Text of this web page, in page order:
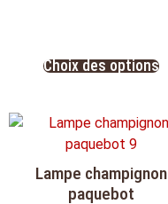
Choix des options
Lampe champignon
paquebot